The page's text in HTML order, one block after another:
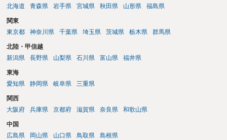
北海道
青森県 岩手県 宮城県 秋田県 山形県 福島県
関東
東京都
神奈川県 千葉県 埼玉県 茨城県 栃木県 群馬県
北陸・甲信越
新潟県
長野県 山梨県 石川県 富山県 福井県
東海
愛知県
静岡県 岐阜県 三重県
関西
大阪府
兵庫県 京都府 滋賀県 奈良県 和歌山県
中国
広島県
岡山県 山口県 鳥取県 島根県